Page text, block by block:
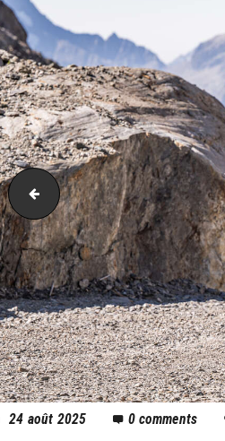
PIC_1996
24 août 2025 0 comments